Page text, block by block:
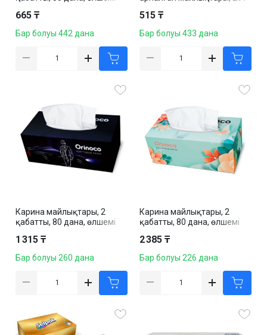
665 ₸
Бар болуы 442 дана
2-бүктелген, ақ
515 ₸
Бар болуы 433 дана
Карина майлықтары, 2
қабатты, 80 дана, өлшемі
1 315 ₸
Бар болуы 260 дана
Карина майлықтары, 2
қабатты, 80 дана, өлшемі
2 385 ₸
Бар болуы 226 дана